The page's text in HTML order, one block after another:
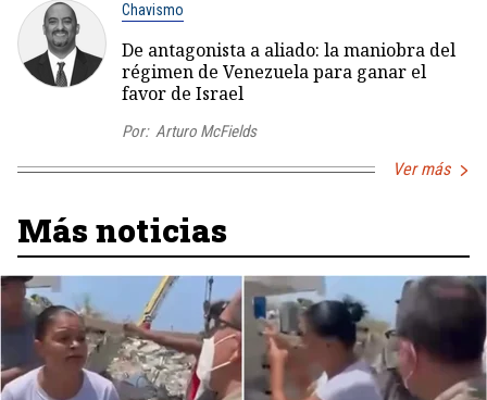
Chavismo
De antagonista a aliado: la maniobra del
régimen de Venezuela para ganar el
favor de Israel
Por: Arturo McFields
Ver más
Más noticias